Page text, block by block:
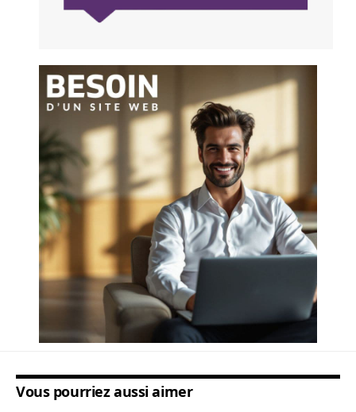
Vous pourriez aussi aimer